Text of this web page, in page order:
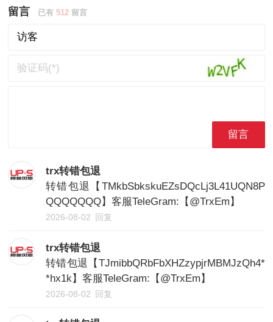
留言 已有 512留言
留言
trx转错包退
转错包退【TMkbSbkskuEZsDQcLj3L41UQN8P
QQQQQQQ】客服TeleGram:【@TrxEm】
2026-08-02 回复
trx转错包退
转错包退【TJmibbQRbFbXHZzypjrMBMJzQh4*
*hx1k】客服TeleGram:【@TrxEm】
2026-08-02 回复